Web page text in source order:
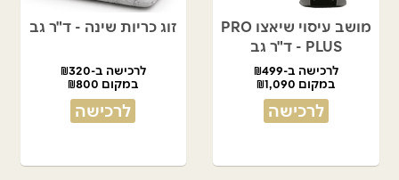
מושב עיסוי שיאצו PRO
PLUS - ד"ר גב
לרכישה ב-₪499
במקום ₪1,090
לרכישה
זוג כריות שינה - ד"ר גב
לרכישה ב-₪320
במקום ₪800
לרכישה